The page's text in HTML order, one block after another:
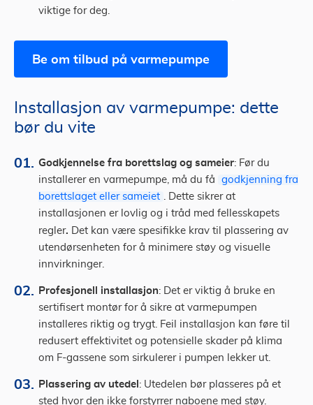
viktige for deg.
Be om tilbud på varmepumpe
Installasjon av varmepumpe: dette
bør du vite
Godkjennelse fra borettslag og sameier: Før du
installerer en varmepumpe, må du få
godkjenning fra
borettslaget eller sameiet . Dette sikrer at
installasjonen er lovlig og i tråd med fellesskapets
regler. Det kan være spesifikke krav til plassering av
utendørsenheten for å minimere støy og visuelle
innvirkninger.
Profesjonell installasjon: Det er viktig å bruke en
sertifisert montør for å sikre at varmepumpen
installeres riktig og trygt. Feil installasjon kan føre til
redusert effektivitet og potensielle skader på klima
om F-gassene som sirkulerer i pumpen lekker ut.
Plassering av utedel: Utedelen bør plasseres på et
sted hvor den ikke forstyrrer naboene med støy.